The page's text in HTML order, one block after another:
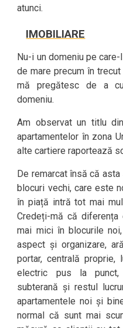
atunci.
IMOBILIARE
Nu-i un domeniu pe
de mare precum în
mă pregătesc de a
domeniu.
Am observat un titlu
apartamentelor în zona
alte cartiere raportează
De remarcat însă că
blocuri vechi, care este
în piață intră tot mai
Credeți-mă că
mai mici în blocurile
aspect și organizare,
portar, centrală proprie,
electric pus la punct,
subterană și restul
apartamentele noi și
normal că sunt mai